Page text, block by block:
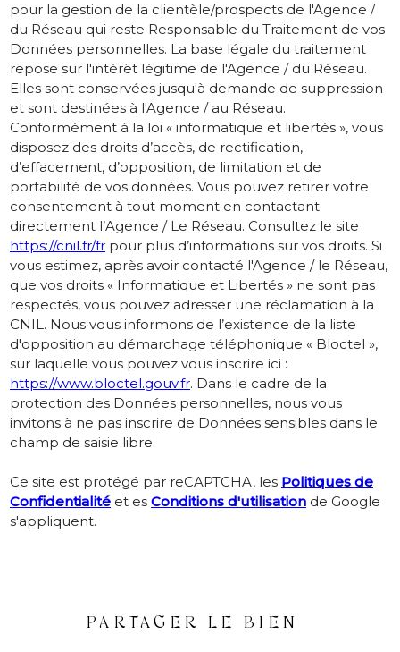
pour la gestion de la clientèle/prospects de l'Agence /
du Réseau qui reste Responsable du Traitement de vos
Données personnelles. La base légale du traitement
repose sur l'intérêt légitime de l'Agence / du Réseau.
Elles sont conservées jusqu'à demande de suppression
et sont destinées à l'Agence / au Réseau.
Conformément à la loi « informatique et libertés », vous
disposez des droits d’accès, de rectification,
d’effacement, d’opposition, de limitation et de
portabilité de vos données. Vous pouvez retirer votre
consentement à tout moment en contactant
directement l’Agence / Le Réseau. Consultez le site
https://cnil.fr/fr pour plus d’informations sur vos droits. Si
vous estimez, après avoir contacté l'Agence / le Réseau,
que vos droits « Informatique et Libertés » ne sont pas
respectés, vous pouvez adresser une réclamation à la
CNIL. Nous vous informons de l’existence de la liste
d'opposition au démarchage téléphonique « Bloctel »,
sur laquelle vous pouvez vous inscrire ici :
https://www.bloctel.gouv.fr. Dans le cadre de la
protection des Données personnelles, nous vous
invitons à ne pas inscrire de Données sensibles dans le
champ de saisie libre.
Ce site est protégé par reCAPTCHA, les Politiques de
Confidentialité et es Conditions d'utilisation de Google
s'appliquent.
PARTAGER LE BIEN